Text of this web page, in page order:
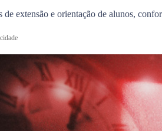
extensão e orientação de alunos,